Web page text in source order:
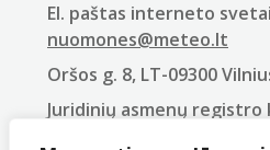
El. paštas interneto
nuomones@meteo.lt
Oršos g. 8, LT-09300
Juridinių asmenų registro